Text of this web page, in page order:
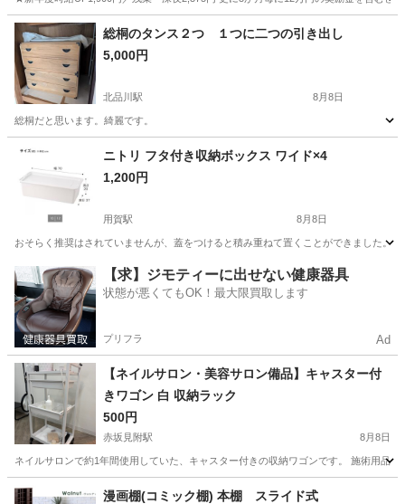
神奈川 藤沢市 その他
総桐のタンス２つ １つに二つの引き出し
5,000円
北品川駅 8月8日
総桐だと思います。綺麗です。
東京 北品川駅 収納家具 タンス
ニトリ フタ付き収納ボックス ワイド×4
1,200円
用賀駅 8月8日
おそらく推奨はされていませんが、蓋をつけると積み重ねて置くことができました。
東京 世田谷区 用賀駅 収納家具
【求】ジモティーに出せない健康器具
状態が悪くてもOK！最大限買取します
プリフラ Ad
【ネイルサロン・美容サロン備品】キャスター付
きワゴン 白 収納ラック
500円
赤坂見附駅 8月8日
ネイルサロンで約1年間使用していた、キャスター付きの収納ワゴンです。 施術用品
東京 赤坂見附駅 収納家具 ネイルサロン
漫画棚(コミック棚) 本棚 スライド式